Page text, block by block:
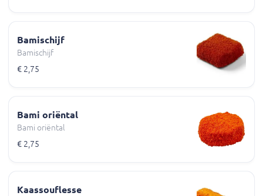
Bamischijf
Bamischijf
€ 2,75
Bami oriëntal
Bami oriëntal
€ 2,75
Kaassouflesse